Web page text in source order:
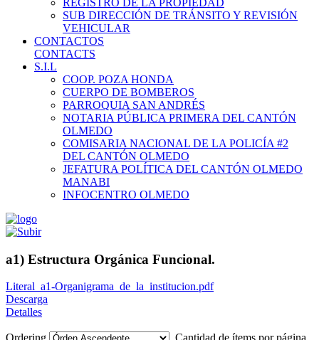
REGISTRO DE LA PROPIEDAD
SUB DIRECCIÓN DE TRÁNSITO Y REVISIÓN
VEHICULAR
CONTACTOS
CONTACTS
S.I.L
COOP. POZA HONDA
CUERPO DE BOMBEROS
PARROQUIA SAN ANDRÉS
NOTARIA PÚBLICA PRIMERA DEL CANTÓN
OLMEDO
COMISARIA NACIONAL DE LA POLICÍA #2
DEL CANTÓN OLMEDO
JEFATURA POLÍTICA DEL CANTÓN OLMEDO
MANABI
INFOCENTRO OLMEDO
a1) Estructura Orgánica Funcional.
Literal_a1-Organigrama_de_la_institucion.pdf
Descarga
Detalles